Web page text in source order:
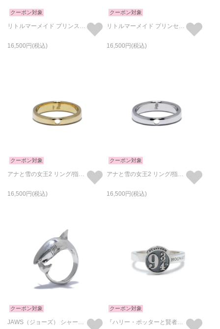
クーポン対象
リトルマーメイド プリンス リング/指輪 シルバー
16,500
クーポン対象
リトルマーメイド プリンセス リング/指輪 ゴールド
16,500
クーポン対象
アナと雪の女王2 リング/指輪 アナ
16,500
クーポン対象
アナと雪の女王2 リング/指輪 エルサ
16,500
クーポン対象
JAWS（ジョーズ） シャークリング/指輪
クーポン対象
『ハリー・ポッターと賢者の石』 ９と３/４番線 リング/指輪